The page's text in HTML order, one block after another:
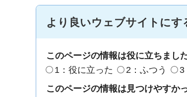
より良いウェブサイトに
このページの情報は役に立ちまし
1：役に立った
2：ふつう
3
このページの情報は見つけやすか